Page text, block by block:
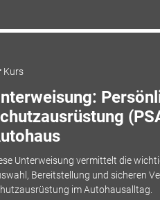
Kurs
Unterweisung vermittelt die
Bereitstellung und sicheren
im Autohausalltag.